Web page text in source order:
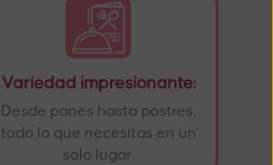
Variedad impresionante:
Desde panes hasta postres,
todo lo que necesitas en un
solo lugar.